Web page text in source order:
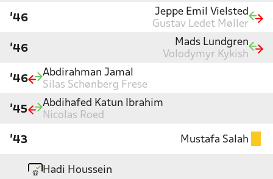
'46
Jeppe Emil Vielsted
Gustav Ledet Møller
'46
Mads Lundgren
Volodymyr Kykish
'46
Abdirahman Jamal
Silas Schønberg Frese
'45
Abdihafed Katun Ibrahim
Nicolas Roed
'43 Mustafa Salah
Hadi Houssein